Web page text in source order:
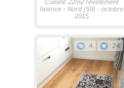
Cuisine 22m2 revêtement
faïence - Nord (59) - octobre
2015
4 24